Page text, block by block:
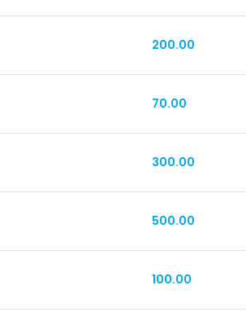
200.00
70.00
300.00
500.00
100.00